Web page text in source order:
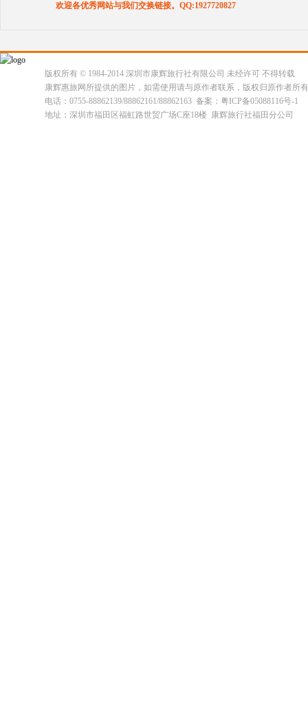
欢迎各优秀网站与我们交换链接。QQ:1927720827
版权所有 © 1984-2014 深圳市康辉旅行社有限公司 未经许可 不得转载
康辉惠旅网所提供的图片，如需使用请与原作者联系，版权归原作者所
电话：0755-88862139/88862161/88862163 备案：粤ICP备05088116号-1
地址：深圳市福田区福虹路世贸广场C座18楼 康辉旅行社福田分公司